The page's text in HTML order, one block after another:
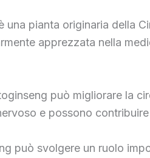
pianta originaria della
apprezzata nella
può migliorare la
e possono
può svolgere un ruolo